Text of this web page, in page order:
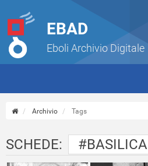
EBAD
Eboli Archivio Digitale
Archivio Tags
SCHEDE: #BASILICA